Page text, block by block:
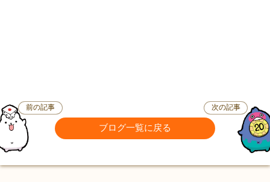
前の記事
ブログ一覧に戻る
次の記事